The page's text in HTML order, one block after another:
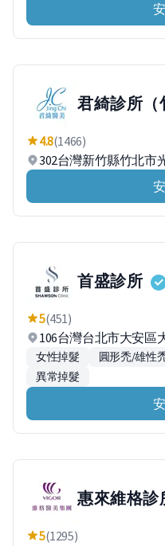
君綺診所（
4.8(1466)
302台灣新竹縣竹北市
首盛診所
5(451)
106台灣台北市大安區
女性掉髮 圓形禿/雄性
異常掉髮
惠來維格診
5(1295)